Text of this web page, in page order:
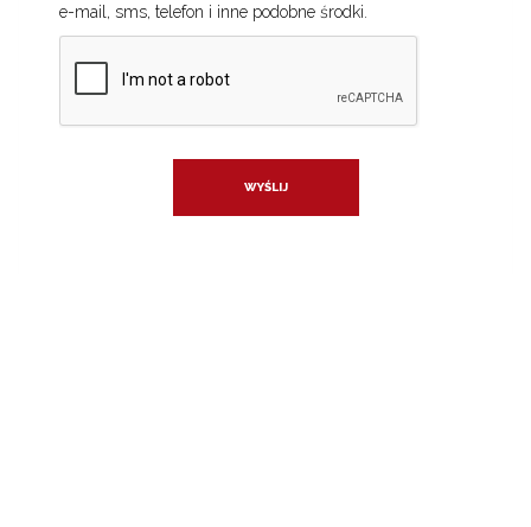
e-mail, sms, telefon i inne podobne środki.
WYŚLIJ